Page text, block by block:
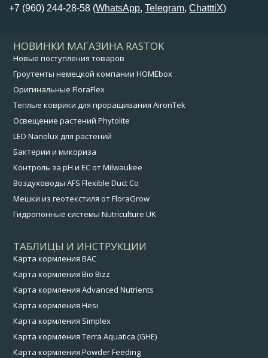
+7 (960) 244-28-58 (WhatsApp,Telegram,ChatttiX)
НОВИНКИ МАГАЗИНА RASTOK
Новые поступления товаров
Гроутенты немецкой компании HOMEbox
Оригинальные FloraFlex
Теплые коврики для проращивания AironTek
Освещение растений Phytolite
LED Nanolux для растений
Бактерии и микориза
Контроль за pH и EC от Milwaukee
Воздуховоды AFS Flexible Duct Co
Мешки из геотекстиля от FloraGrow
Гидропонные системы Nutriculture UK
ТАБЛИЦЫ И ИНСТРУКЦИИ
Карта кормления BAC
Карта кормления Bio Bizz
Карта кормления Advanced Nutrients
Карта кормления Hesi
Карта кормления Simplex
Карта кормления Terra Aquatica (GHE)
Карта кормления Powder Feeding